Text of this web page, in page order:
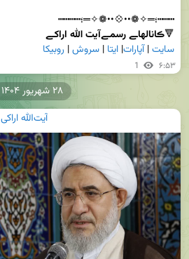
🔻ڪانالهاـے رسمـےآیت الله اراکـے
سایت | آپارات| ایتا | سروش | روبیکا
1 ۶:۵۳
MOHSENARAKI.IR آیت‌الله اراکی
۲۸ شهریور ۱۴۰۴